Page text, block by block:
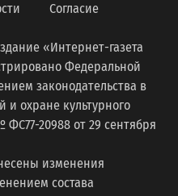
Согласие
«Интернет-газета
Федеральной
законодательства в
охране культурного
ФС77-20988 от 29 сентября
изменения
состава